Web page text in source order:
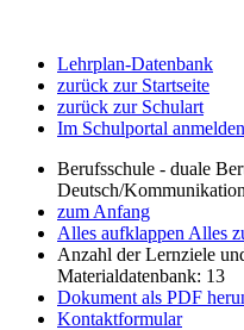
Lehrplan-Datenbank
zurück zur Startseite
zurück zur Schulart
Im Schulportal anmelden
Berufsschule - duale
Deutsch/
zum Anfang
Alles aufklappen Alles
Anzahl der Lernziele
Materialdatenbank: 13
Dokument als PDF
Kontaktformular